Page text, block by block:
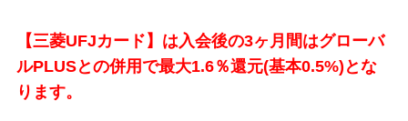
【三菱UFJカード】は入会後の3ヶ月間はグローバ
ルPLUSとの併用で最大1.6％還元(基本0.5%)とな
ります。